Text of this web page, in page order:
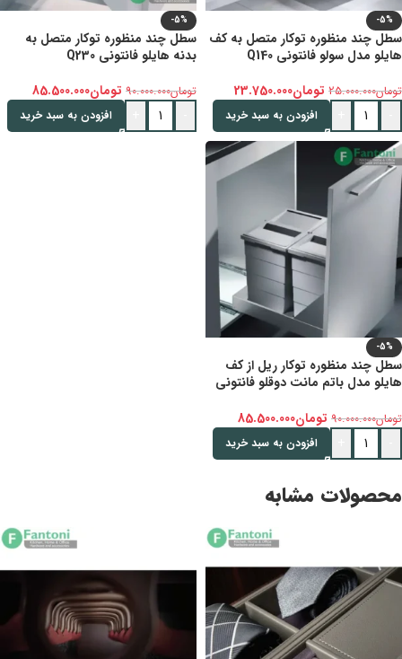
-5%
سطل چند منظوره توکار متصل به کف
هایلو مدل سولو فانتونی Q140
تومان25.000.000 تومان23.750.000
افزودن به سبد خرید
-5%
سطل چند منظوره توکار متصل به
بدنه هایلو فانتونی Q230
تومان90.000.000 تومان85.500.000
افزودن به سبد خرید
-5%
سطل چند منظوره توکار ریل از کف
هایلو مدل باتم مانت دوقلو فانتونی
تومان90.000.000 تومان85.500.000
افزودن به سبد خرید
محصولات مشابه